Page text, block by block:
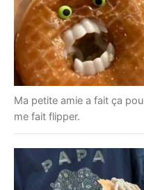
Ma petite amie a fait ça
me fait flipper.